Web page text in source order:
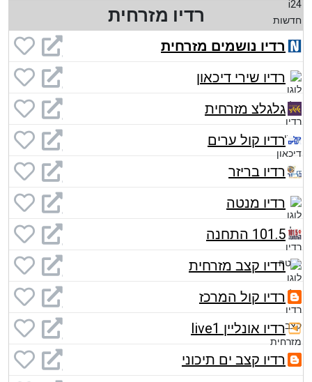
רדיו מזרחית
רדיו נושמים מזרחית
רדיו שירי דיכאון
גלגלצ מזרחית
רדיו קול ערים
רדיו בריזר
רדיו מנטה
101.5 התחנה
רדיו קצב מזרחית
רדיו קול המרכז
רדיו אונליין live1
רדיו קצב ים תיכוני